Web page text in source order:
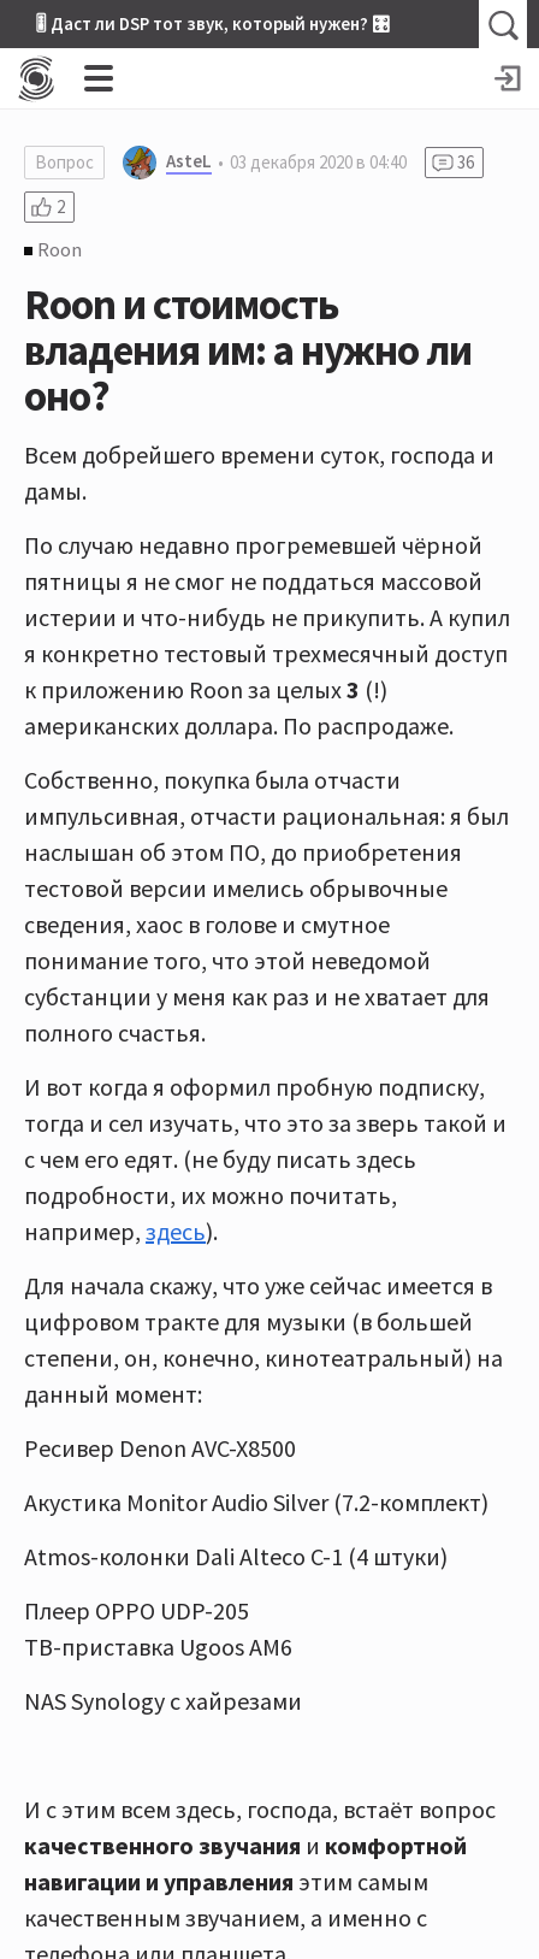
🎚 Даст ли DSP тот звук, который нужен? 🎛
Вопрос AsteL 03 декабря 2020 в 04:40
36
2
Roon
Roon и стоимость
владения им: а нужно ли
оно?
Всем добрейшего времени суток, господа и
дамы.
По случаю недавно прогремевшей чёрной
пятницы я не смог не поддаться массовой
истерии и что-нибудь не прикупить. А купил
я конкретно тестовый трехмесячный доступ
к приложению Roon за целых3 (!)
американских доллара. По распродаже.
Собственно, покупка была отчасти
импульсивная, отчасти рациональная: я был
наслышан об этом ПО, до приобретения
тестовой версии имелись обрывочные
сведения, хаос в голове и смутное
понимание того, что этой неведомой
субстанции у меня как раз и не хватает для
полного счастья.
И вот когда я оформил пробную подписку,
тогда и сел изучать, что это за зверь такой и
с чем его едят. (не буду писать здесь
подробности, их можно почитать,
например, здесь).
Для начала скажу, что уже сейчас имеется в
цифровом тракте для музыки (в большей
степени, он, конечно, кинотеатральный) на
данный момент:
Ресивер Denon AVC-X8500
Акустика Monitor Audio Silver (7.2-комплект)
Atmos-колонки Dali Alteco C-1 (4 штуки)
Плеер OPPO UDP-205
ТВ-приставка Ugoos AM6
NAS Synology с хайрезами
И c этим всем здесь, господа, встаёт вопрос
качественного звучания и комфортной
навигации и управления этим самым
качественным звучанием, а именно с